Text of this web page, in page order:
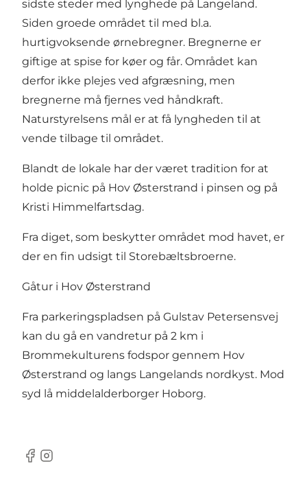
sidste steder med lynghede på Langeland.
Siden groede området til med bl.a.
hurtigvoksende ørnebregner. Bregnerne er
giftige at spise for køer og får. Området kan
derfor ikke plejes ved afgræsning, men
bregnerne må fjernes ved håndkraft.
Naturstyrelsens mål er at få lyngheden til at
vende tilbage til området.
Blandt de lokale har der været tradition for at
holde picnic på Hov Østerstrand i pinsen og på
Kristi Himmelfartsdag.
Fra diget, som beskytter området mod havet, er
der en fin udsigt til Storebæltsbroerne.
Gåtur i Hov Østerstrand
Fra parkeringspladsen på Gulstav Petersensvej
kan du gå en vandretur på 2 km i
Brommekulturens fodspor gennem Hov
Østerstrand og langs Langelands nordkyst. Mod
syd lå middelalderborger Hoborg.
Facebook
Instagram